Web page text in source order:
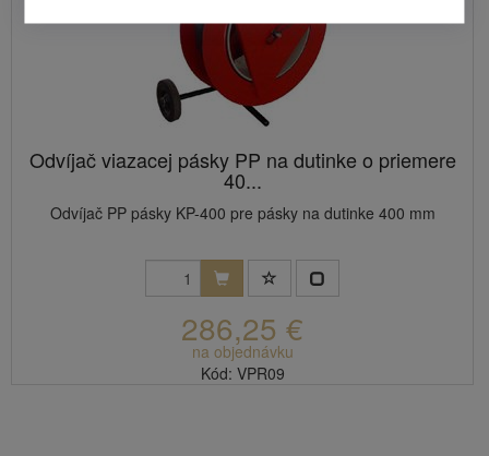
Odvíjač viazacej pásky PP na dutinke o priemere
40...
Odvíjač PP pásky KP-400 pre pásky na dutinke 400 mm
286,25 €
na objednávku
Kód: VPR09